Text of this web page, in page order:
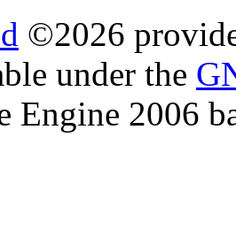
©2026
under the
Engine 2006